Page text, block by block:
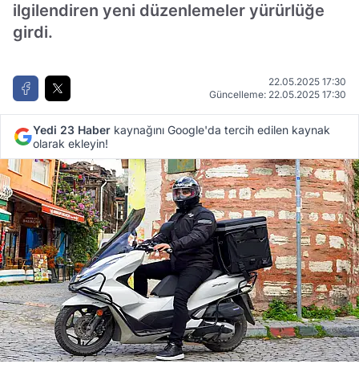
ilgilendiren yeni düzenlemeler yürürlüğe
girdi.
22.05.2025 17:30
Güncelleme: 22.05.2025 17:30
Yedi 23 Haber kaynağını Google'da tercih edilen kaynak
olarak ekleyin!